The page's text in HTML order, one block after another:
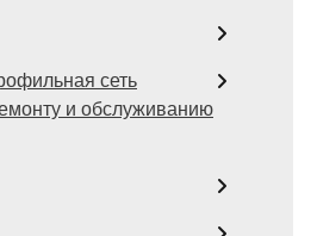
сеть
и обслуживанию